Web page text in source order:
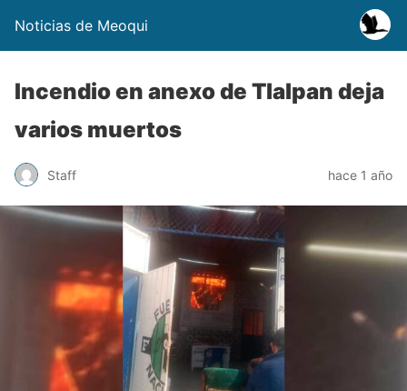
Noticias de Meoqui
Incendio en anexo de Tlalpan deja
varios muertos
Staff hace 1 año